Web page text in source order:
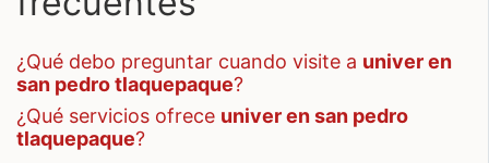
¿qué debo preguntar cuando visite a univer en
san pedro tlaquepaque?
¿qué servicios ofrece univer en san pedro
tlaquepaque?